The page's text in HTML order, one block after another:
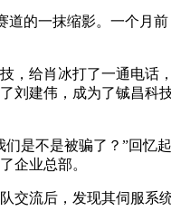
道的一抹缩影。一个月
，给肖冰打了一通电
刘建伟，成为了铖昌科
是不是被骗了？”回
企业总部。
交流后，发现其伺服系